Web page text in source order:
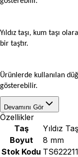
Yıldız taşı, kum taşı
bir taştır.
Ürünlerde kullanılan
gösterebilir.
Devamını Gör
Özellikler
Taş
Yıldız
Boyut
8 mm
Stok Kodu TS622211